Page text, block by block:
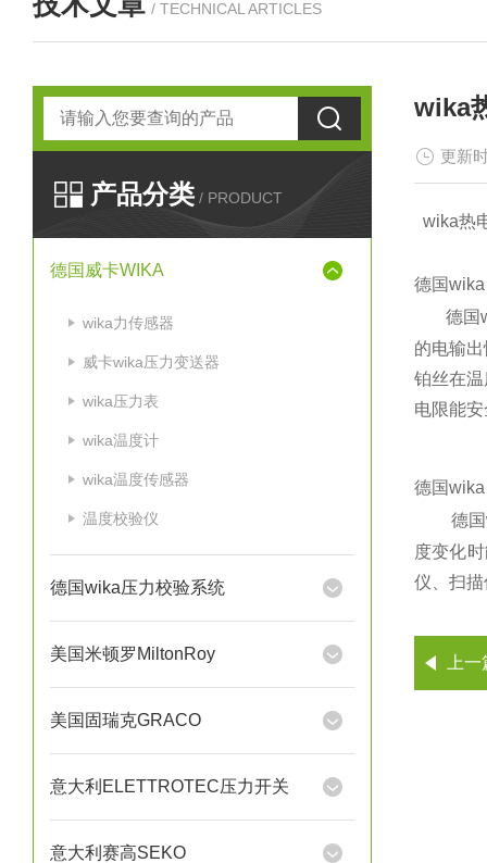
/ TECHNICAL ARTICLES
产品分类 / PRODUCT
德国威卡WIKA
wika力传感器
威卡wika压力变送器
wika压力表
wika温度计
wika温度传感器
温度校验仪
德国wika压力校验系统
美国米顿罗MiltonRoy
美国固瑞克GRACO
意大利ELETTROTEC压力开关
意大利赛高SEKO
wika
更新
wika热
德国wika
德国
的电输
铂丝在
电限能
德国wika
德
度变化
仪、扫
上